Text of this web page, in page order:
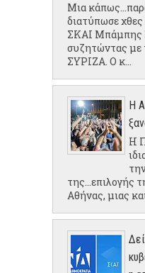
Μια
διατύπωσε
ΣΚΑΙ Μπάμπης
συζητώντας με
ΣΥΡΙΖΑ. Ο κ...
Η
Η
της...επιλογής
Αθήνας, μιας